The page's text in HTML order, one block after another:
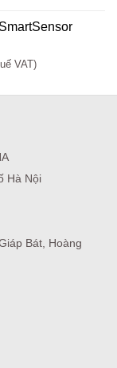
VAT)
Hà Nội
Bát, Hoàng